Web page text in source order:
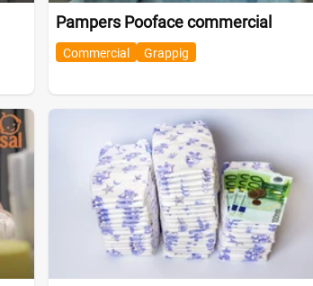
Pampers Pooface commercial
Commercial Grappig